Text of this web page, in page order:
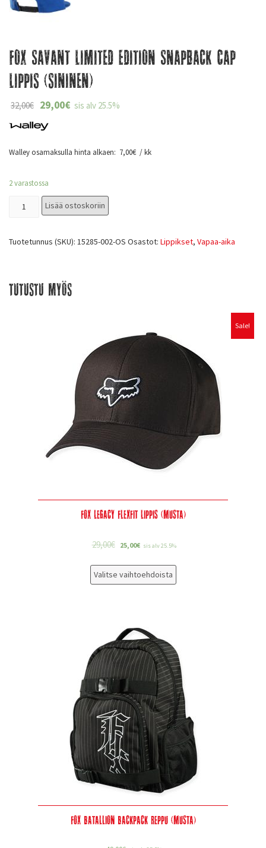
Fox Savant Limited Edition Snapback Cap
Lippis (sininen)
32,00€ 29,00€ sis alv 25.5%
Walley osamaksulla hinta alkaen: 7,00€ / kk
2 varastossa
Lisää ostoskoriin
Tuotetunnus (SKU): 15285-002-OS Osastot: Lippikset, Vapaa-aika
Tutustu myös
Sale!
Fox Legacy Flexfit lippis (musta)
29,00€ 25,00€ sis alv 25.5%
Valitse vaihtoehdoista
Fox Batallion Backpack Reppu (musta)